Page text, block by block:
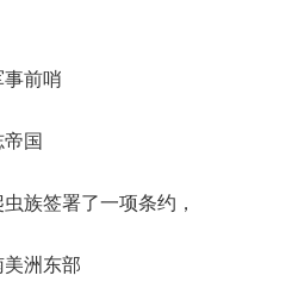
前哨
国
族签署了一项条约，
洲东部